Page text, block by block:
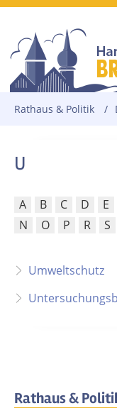
Rathaus & Politik /
U
A B C D E
N
O P R S
Umweltschutz
Rathaus &